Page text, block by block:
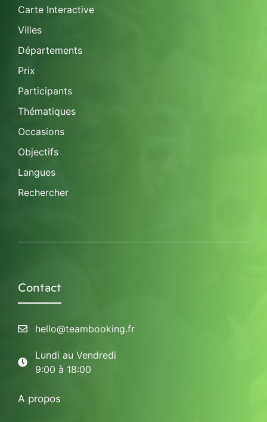
Carte Interactive
Villes
Départements
Prix
Participants
Thématiques
Occasions
Objectifs
Langues
Rechercher
Contact
hello@teambooking.fr
Lundi au Vendredi
9:00 à 18:00
A propos